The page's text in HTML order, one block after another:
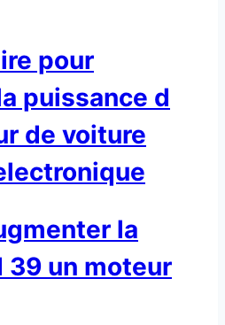
pour
puissance d
de voiture
la
39 un moteur